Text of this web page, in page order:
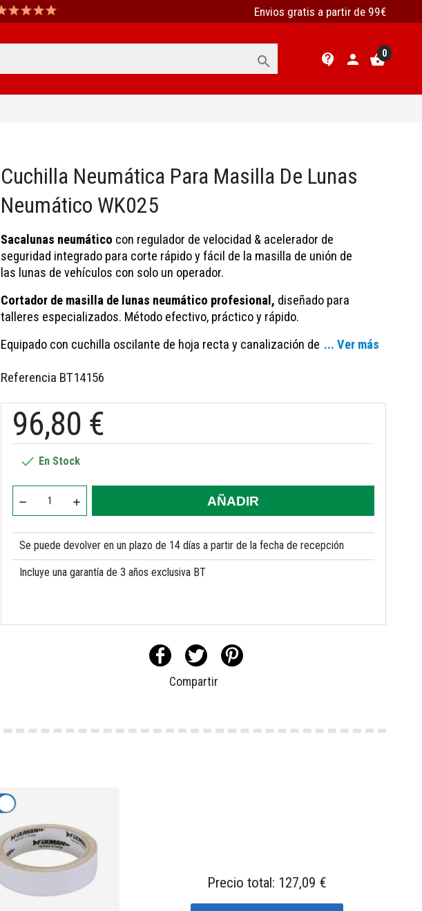
Envios gratis a partir de 99€
 contact_support person shopping_basket0
Cuchilla Neumática Para Masilla De Lunas
Neumático WK025
Sacalunas neumático con regulador de velocidad & acelerador de
seguridad integrado para corte rápido yfácil de la masilla de unión de
las lunas de vehículos con solo un operador.
Cortador de masilla de lunas neumático profesional, diseñado para
talleres especializados. Método efectivo, práctico y rápido.
Equipado con cuchilla oscilante de hoja recta y canalización de ... Ver más
Referencia BT14156
96,80 €
 En Stock
AÑADIR
Se puede devolver en un plazo de 14 días a partir de la fecha de recepción
Incluye una garantía de 3 años exclusiva BT
Compartir
Precio total: 127,09 €